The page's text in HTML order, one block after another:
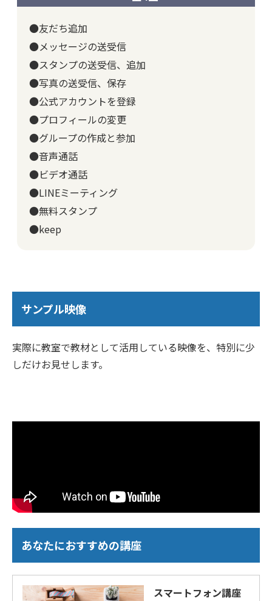
●友だち追加
●メッセージの送受信
●スタンプの送受信、追加
●写真の送受信、保存
●公式アカウントを登録
●プロフィールの変更
●グループの作成と参加
●音声通話
●ビデオ通話
●LINEミーティング
●無料スタンプ
●keep
サンプル映像
実際に教室で教材として活用している映像を、特別に少
しだけお見せします。
あなたにおすすめの講座
スマートフォン講座